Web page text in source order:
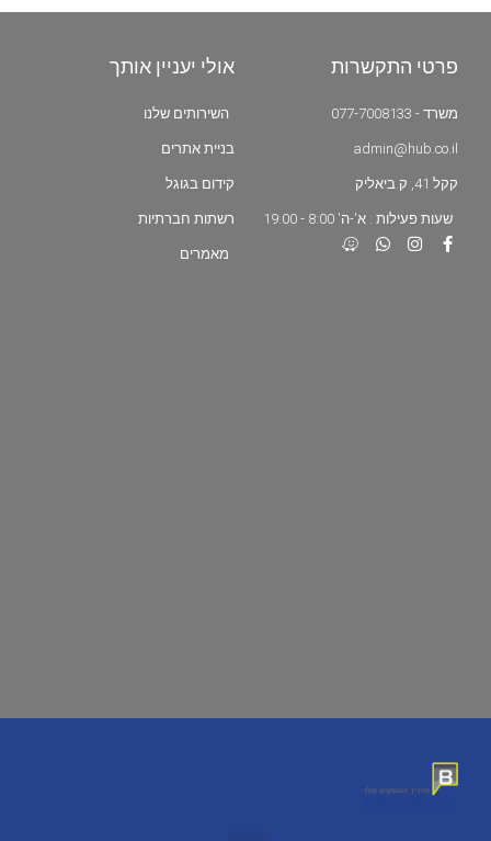
פרטי התקשרות
משרד - 077-7008133
admin@hub.co.il
קקל 41, ק.ביאליק
שעות פעילות : א'-ה' 8:00 - 19:00
אולי יעניין אותך
השירותים שלנו
בניית אתרים
קידום בגוגל
רשתות חברתיות
מאמרים